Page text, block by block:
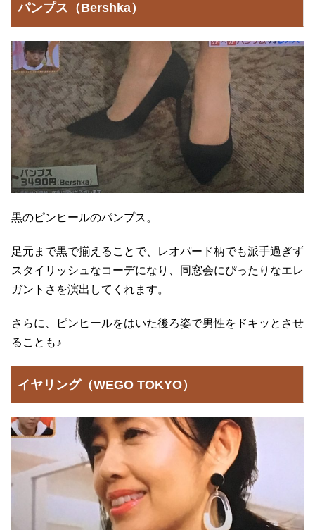
パンプス（Bershka）
黒のピンヒールのパンプス。
足元まで黒で揃えることで、レオパード柄でも派手過ぎず
スタイリッシュなコーデになり、同窓会にぴったりなエレ
ガントさを演出してくれます。
さらに、ピンヒールをはいた後ろ姿で男性をドキッとさせ
ることも♪
イヤリング（WEGO TOKYO）